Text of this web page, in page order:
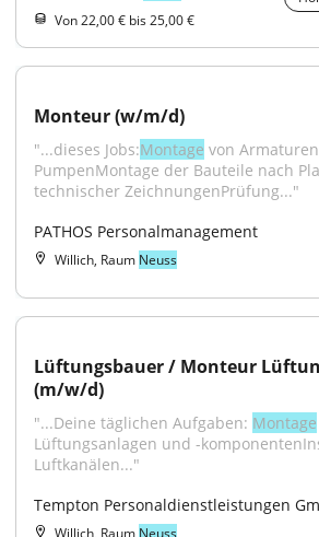
Von 22,00 € bis 25,00 €
Monteur (w/m/d)
"...dieses Jobs:Montage von
PumpenMontage der Bauteile nach
technischer ZeichnungenPrüfung..."
PATHOS Personalmanagement
Willich, Raum Neuss
Lüftungsbauer / Monteur
(m/w/d)
"...Deine täglichen Aufgaben: Montage
Lüftungsanlagen und -
Luftkanälen..."
Tempton Personaldienstleistungen
Willich, Raum Neuss